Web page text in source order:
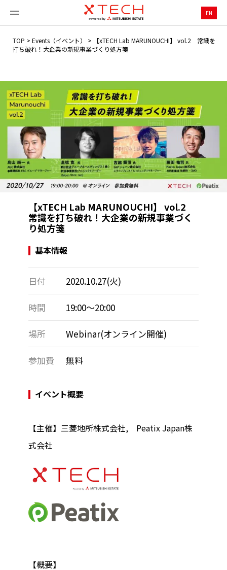
EN
TOP > Events（イベント） >
【xTECH Lab MARUNOUCHI】 vol.2 常識を
打ち破れ！大企業の新規事業づくり処方箋
【xTECH Lab MARUNOUCHI】 vol.2
常識を打ち破れ！大企業の新規事業づく
り処方箋
基本情報
日付 2020.10.27(火)
時間 19:00～20:00
場所 Webinar(オンライン開催)
参加費 無料
イベント概要
【主催】三菱地所株式会社, Peatix Japan株
式会社
【概要】